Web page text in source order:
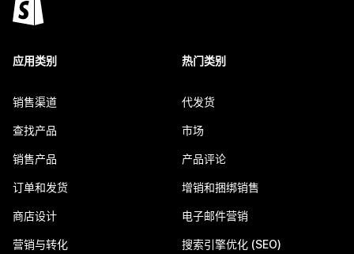
应用类别
销售渠道
查找产品
销售产品
订单和发货
商店设计
营销与转化
热门类别
代发货
市场
产品评论
增销和捆绑销售
电子邮件营销
搜索引擎优化 (SEO)